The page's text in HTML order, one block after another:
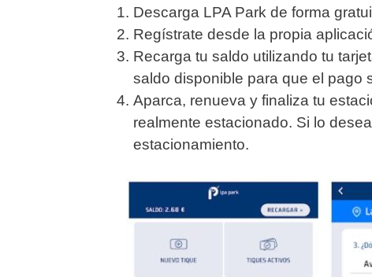
Descarga LPA Park de forma
Regístrate desde la propia
Recarga tu saldo utilizando tu
saldo disponible para que el pago
Aparca, renueva y finaliza tu
realmente estacionado. Si lo
estacionamiento.